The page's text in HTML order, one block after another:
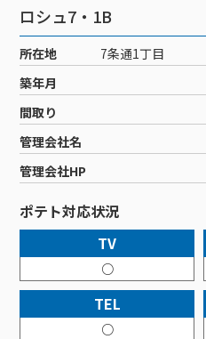
工事・配線について
新居をご検討中の方へ
ポテトを導入している集合
物件情報
特典・キャンペーン
おトクな割引サービス
ご加入中の方
ご加入中のサービス確認・
WEBメール
サポートサービス
サポートサービストップ
リモートコール
回線速度測定
接続・設定⽅法
訪問サポート＆サポー
新着情報
メンテナンス・障害情報
ポテトからのプレゼント
イベントカレンダー
講座のご案内
サービス案内
サービス案内
ケーブルテレビ
ケーブルテレビトップ
チャンネル紹介
料⾦プラン
NHK衛星受信料団体⼀括
機器⼀覧
インターネット
インターネットトップ
料⾦プラン
Wi-Fiサービス
ポテトホーム防犯カメラ
オプションサービス
インターネットギガシ
固定電話
固定電話トップ
基本料⾦・通話料⾦
オプションサービス
auスマートバリュー
auまとめトーク
ポテトスマートフォント
料⾦プラン
機種⼀覧
オプションサービス
でんき
でんきトップ
ポラリンでんき×ポテト
ポテトでんき
暮らしを快適にするサービ
暮らしを快適にするサ
ポテトライフメール
コミチャン
お困りの方はこちら
会社案内
メンテナンス
障害情報
ロシュ7・1B
所在地
7条通1丁目
築年月
間取り
管理会社名
管理会社HP
ポテト対応状況
TV
○
TEL
○